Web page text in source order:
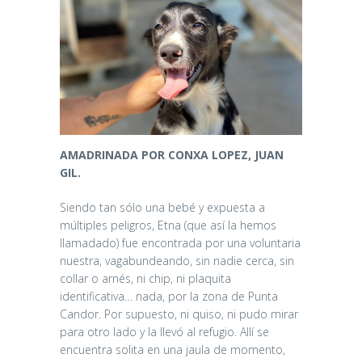
AMADRINADA POR CONXA LOPEZ, JUAN
GIL.
Siendo tan sólo una bebé y expuesta a
múltiples peligros, Etna (que así la hemos
llamadado) fue encontrada por una voluntaria
nuestra, vagabundeando, sin nadie cerca, sin
collar o arnés, ni chip, ni plaquita
identificativa… nada, por la zona de Punta
Candor. Por supuesto, ni quiso, ni pudo mirar
para otro lado y la llevó al refugio. Allí se
encuentra solita en una jaula de momento,